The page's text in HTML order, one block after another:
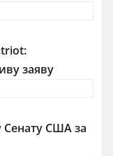
заяву
Сенату США за